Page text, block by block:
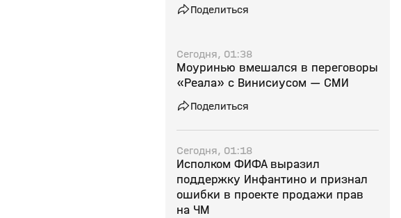
Поделиться
Сегодня, 01:38
Моуринью вмешался в переговоры
«Реала» с Винисиусом — СМИ
Поделиться
Сегодня, 01:18
Исполком ФИФА выразил
поддержку Инфантино и признал
ошибки в проекте продажи прав
на ЧМ